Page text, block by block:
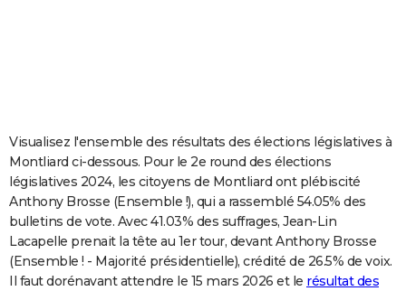
Carte de Noël
Carte Bonne année
Carte Saint-Valentin
Carte Pâques
Carte d'anniversaire
DICTIONNAIRE
Dictionnaire
Biographies
Citations
Expressions
Proverbes
PROGRAMME TV
COPAINS D'AVANT
S'inscrire
Se connecter
Lycées
Collèges
Primaires
Universités
Entreprises
Service militaire
Avis de recherche
AVIS DE DÉCÈS
Visualisez l'ensemble des résultats des élections législatives à
Montliard ci-dessous. Pour le 2e round des élections
législatives 2024, les citoyens de Montliard ont plébiscité
Anthony Brosse (Ensemble !), qui a rassemblé 54.05% des
bulletins de vote. Avec 41.03% des suffrages, Jean-Lin
Lacapelle prenait la tête au 1er tour, devant Anthony Brosse
(Ensemble ! - Majorité présidentielle), crédité de 26.5% de voix.
Il faut dorénavant attendre le 15 mars 2026 et le résultat des